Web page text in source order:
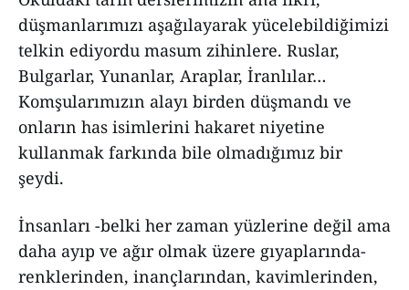
düşmanlarımızı aşağılayarak yücelebildiğimizi
telkin ediyordu masum zihinlere. Ruslar,
Bulgarlar, Yunanlar, Araplar, İranlılar…
Komşularımızın alayı birden düşmandı ve
onların has isimlerini hakaret niyetine
kullanmak farkında bile olmadığımız bir
şeydi.
İnsanları -belki her zaman yüzlerine değil ama
daha ayıp ve ağır olmak üzere gıyaplarında-
renklerinden, inançlarından, kavimlerinden,